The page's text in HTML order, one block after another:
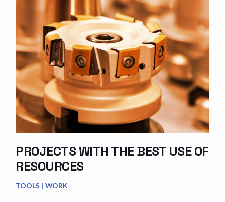
PROJECTS WITH THE BEST USE OF
RESOURCES
TOOLS WORK